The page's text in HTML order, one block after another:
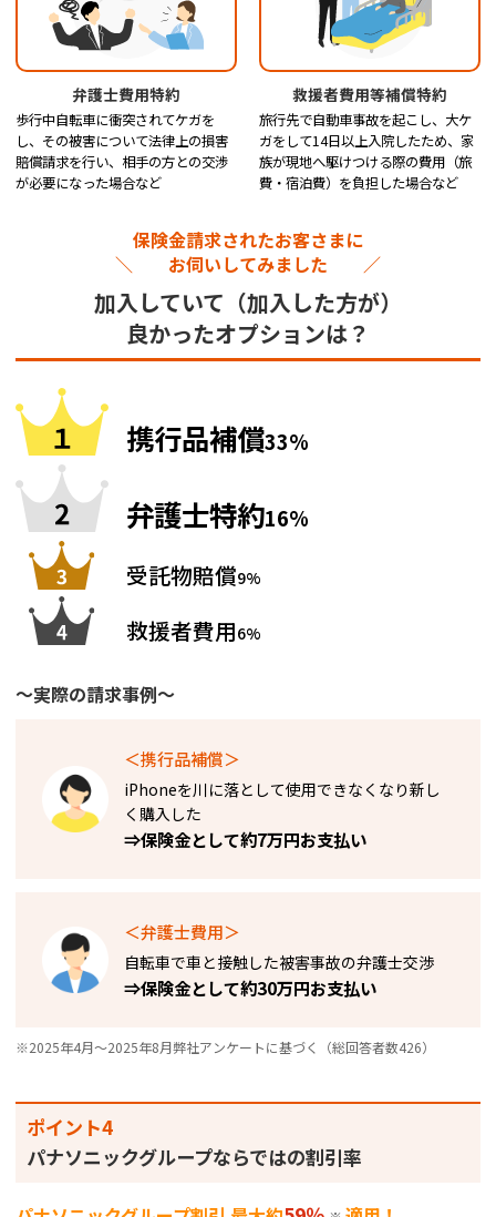
弁護士費用特約
歩行中自転車に衝突されてケガを
し、その被害について法律上の損害
賠償請求を行い、相手の方との交渉
が必要になった場合など
救援者費用等補償特約
旅行先で自動車事故を起こし、大ケ
ガをして14日以上入院したため、家
族が現地へ駆けつける際の費用（旅
費・宿泊費）を負担した場合など
保険金請求されたお客さまに
＼ お伺いしてみました ／
加入していて（加入した方が）
良かったオプションは？
携行品補償33%
弁護士特約16%
受託物賠償9%
救援者費用6%
～実際の請求事例～
＜携行品補償＞
iPhoneを川に落として使用できなくなり新し
く購入した​
⇒保険金として約7万円お支払い
＜弁護士費用＞
自転車で車と接触した被害事故の弁護士交渉
⇒保険金として約30万円お支払い
※2025年4月～2025年8月弊社アンケートに基づく（総回答者数426）
ポイント4
パナソニックグループならではの割引率